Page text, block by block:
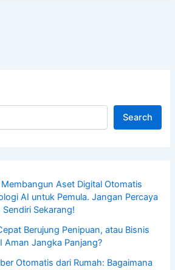
Search
Aset Digital Otomatis
AI untuk Pemula. Jangan Percaya
Sekarang!
Berujung Penipuan, atau Bisnis
Aman Jangka Panjang?
Otomatis dari Rumah: Bagaimana